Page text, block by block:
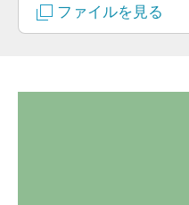
ファイルを見る